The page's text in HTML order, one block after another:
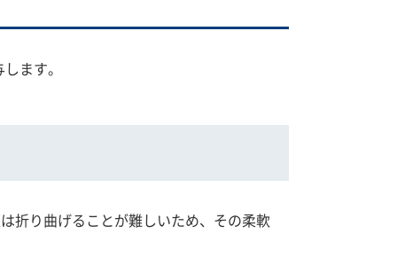
ます。
折り曲げることが難しいため、その柔軟